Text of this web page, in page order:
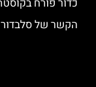
כדור פורח
הקשר של